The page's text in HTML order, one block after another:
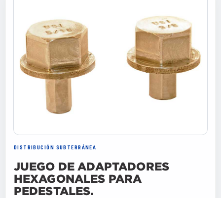
DISTRIBUCIÓN SUBTERRÁNEA
JUEGO DE ADAPTADORES
HEXAGONALES PARA
PEDESTALES.